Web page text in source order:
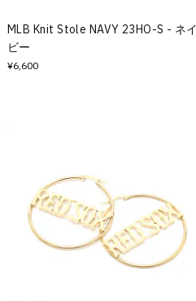
MLB Knit Stole NAVY 23HO-S - ネイ
ビー
¥6,600